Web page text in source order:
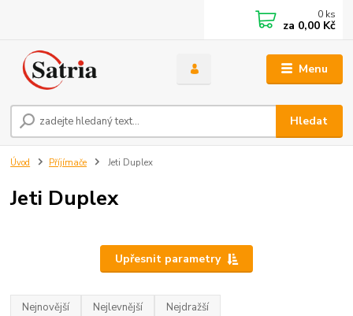
Menu
Hledat
0 ks
za 0,00 Kč
Úvod Příjímače Jeti Duplex
Jeti Duplex
Upřesnit parametry
Nejnovější Nejlevnější Nejdražší